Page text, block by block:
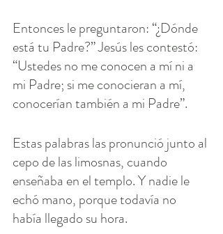
Entonces le preguntaron: “¿Dónde
está tu Padre?” Jesús les contestó:
“Ustedes no me conocen a mí ni a
mi Padre; si me conocieran a mí,
conocerían también a mi Padre”.
Estas palabras las pronunció junto al
cepo de las limosnas, cuando
enseñaba en el templo. Y nadie le
echó mano, porque todavía no
había llegado su hora.